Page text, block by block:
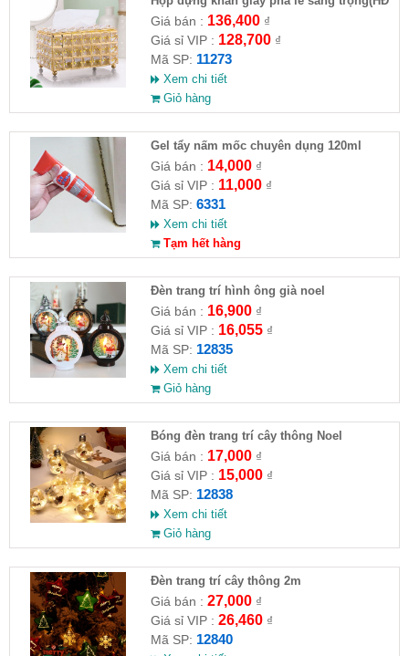
)Giá bán : 136,400₫
Giá sỉ VIP : 128,700₫
Mã SP: 11273
Xem chi tiết
Giỏ hàng
Gel tẩy nấm mốc chuyên dụng 120ml
Giá bán : 14,000₫
Giá sỉ VIP : 11,000₫
Mã SP: 6331
Xem chi tiết
Tạm hết hàng
Đèn trang trí hình ông già noel
Giá bán : 16,900₫
Giá sỉ VIP : 16,055₫
Mã SP: 12835
Xem chi tiết
Giỏ hàng
Bóng đèn trang trí cây thông Noel
Giá bán : 17,000₫
Giá sỉ VIP : 15,000₫
Mã SP: 12838
Xem chi tiết
Giỏ hàng
Đèn trang trí cây thông 2m
Giá bán : 27,000₫
Giá sỉ VIP : 26,460₫
Mã SP: 12840